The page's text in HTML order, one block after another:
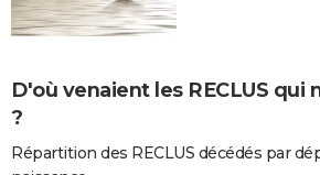
D'où venaient les RECLUS qui
?
Répartition des RECLUS décédés par